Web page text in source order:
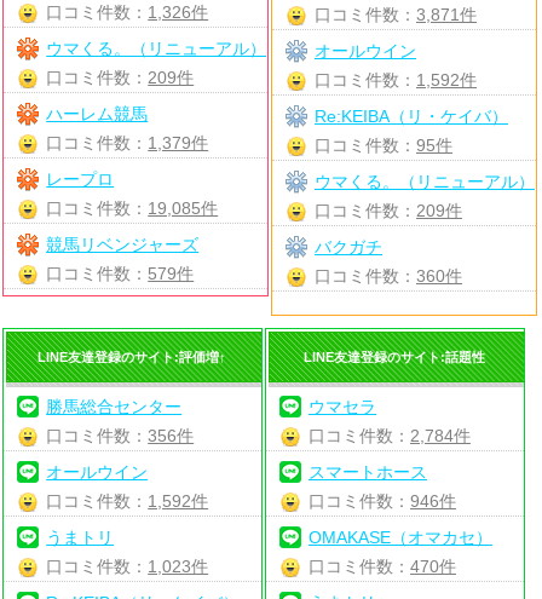
口コミ件数： 1,326件
ウマくる。（リニューアル）
口コミ件数： 209件
ハーレム競馬
口コミ件数： 1,379件
レープロ
口コミ件数： 19,085件
競馬リベンジャーズ
口コミ件数： 579件
口コミ件数： 3,871件
オールウイン
口コミ件数： 1,592件
Re:KEIBA（リ・ケイバ）
口コミ件数： 95件
ウマくる。（リニューアル）
口コミ件数： 209件
バクガチ
口コミ件数： 360件
LINE友達登録のサイト:評価増↑
勝馬総合センター
口コミ件数：356件
オールウイン
口コミ件数： 1,592件
うまトリ
口コミ件数： 1,023件
LINE友達登録のサイト:話題性
ウマセラ
口コミ件数： 2,784件
スマートホース
口コミ件数： 946件
OMAKASE（オマカセ）
口コミ件数： 470件